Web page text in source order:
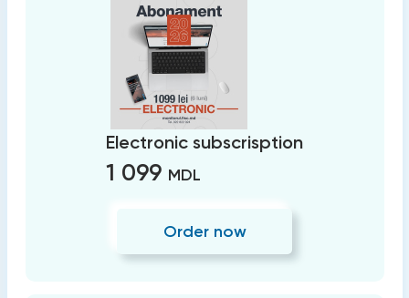
Electronic subscrisption
1 099 MDL
Order now